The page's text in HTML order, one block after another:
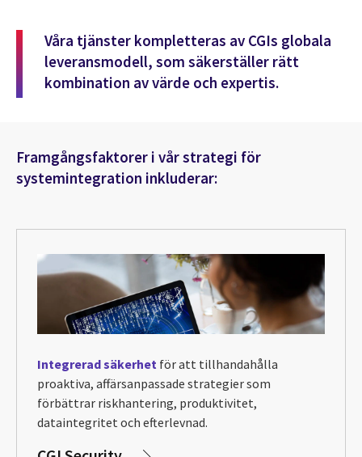
Våra tjänster kompletteras av CGIs globala
leveransmodell, som säkerställer rätt
kombination av värde och expertis.
Framgångsfaktorer i vår strategi för
systemintegration inkluderar:
Integrerad säkerhet för att tillhandahålla
proaktiva, affärsanpassade strategier som
förbättrar riskhantering, produktivitet,
dataintegritet och efterlevnad.